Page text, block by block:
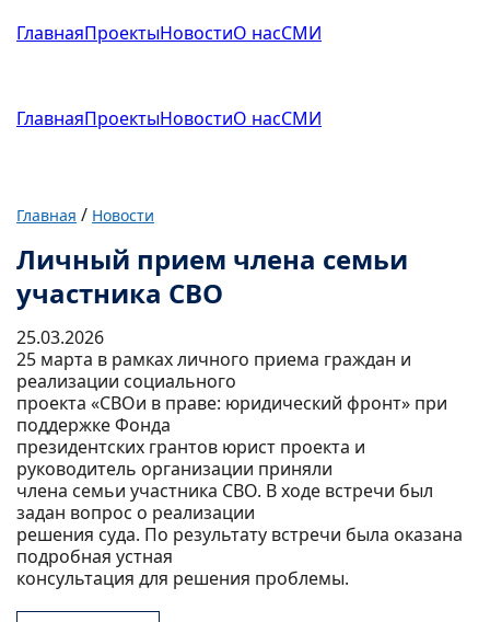
ГлавнаяПроектыНовостиО насСМИ
ГлавнаяПроектыНовостиО насСМИ
Главная / Новости
Личный прием члена семьи
участника СВО
25.03.2026
25 марта в рамках личного приема граждан и
реализации социального
проекта «СВОи в праве: юридический фронт» при
поддержке Фонда
президентских грантов юрист проекта и
руководитель организации приняли
члена семьи участника СВО. В ходе встречи был
задан вопрос о реализации
решения суда. По результату встречи была оказана
подробная устная
консультация для решения проблемы.